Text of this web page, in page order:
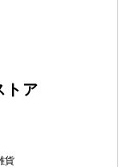
トア
貨